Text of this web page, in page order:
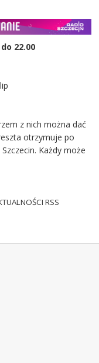
22.00
z nich można dać
otrzymuje po
Każdy może
RSS